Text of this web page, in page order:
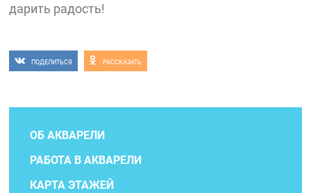
дарить радость!
ПОДЕЛИТЬСЯ РАССКАЗАТЬ
ОБ АКВАРЕЛИ
РАБОТА В АКВАРЕЛИ
КАРТА ЭТАЖЕЙ